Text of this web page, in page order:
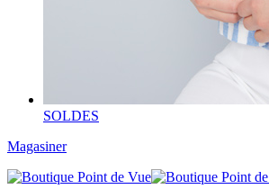
SOLDES
Magasiner